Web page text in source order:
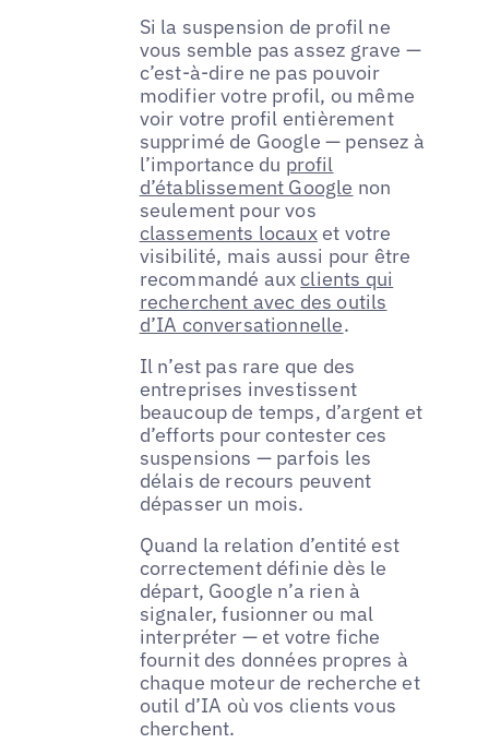
Si la suspension de profil ne
vous semble pas assez grave —
c’est-à-dire ne pas pouvoir
modifier votre profil, ou même
voir votre profil entièrement
supprimé de Google — pensez à
l’importance du profil
d’établissement Google non
seulement pour vos
classements locauxet votre
visibilité, mais aussi pour être
recommandé auxclients qui
recherchent avec des outils
d’IA conversationnelle.
Il n’est pas rare que des
entreprises investissent
beaucoup de temps, d’argent et
d’efforts pour contester ces
suspensions — parfois les
délais de recours peuvent
dépasser un mois.
Quand la relation d’entité est
correctement définie dès le
départ, Google n’a rien à
signaler, fusionner ou mal
interpréter — et votre fiche
fournit des données propres à
chaque moteur de recherche et
outil d’IA où vos clients vous
cherchent.